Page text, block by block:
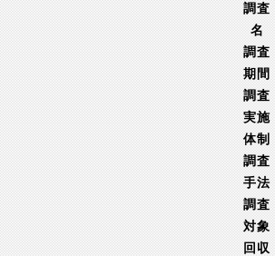
調査
名
調査
期間
調査
実施
体制
調査
手法
調査
対象
回収